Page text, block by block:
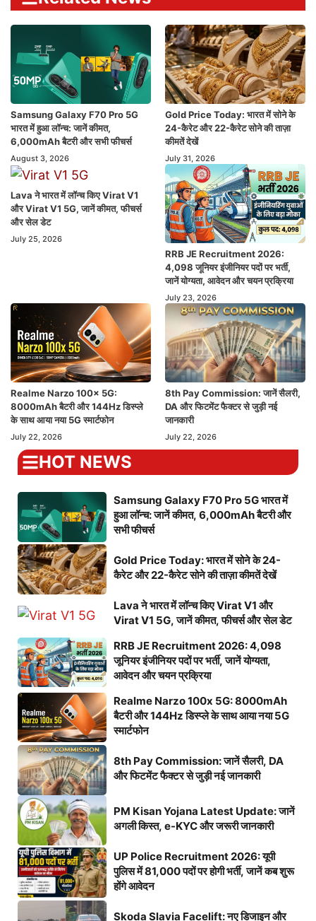
Samsung Galaxy F70 Pro 5G
भारत में हुआ लॉन्च: जानें कीमत,
6,000mAh बैटरी और सभी फीचर्स
August 3, 2026
Gold Price Today: भारत में सोने के
24-कैरेट और 22-कैरेट सोने की ताज़ा
कीमतें देखें
July 31, 2026
Lava ने भारत में लॉन्च किए Virat V1
और Virat V1 5G, जानें कीमत, फीचर्स
और सेल डेट
July 25, 2026
RRB JE Recruitment 2026:
4,098 जूनियर इंजीनियर पदों पर भर्ती,
जानें योग्यता, आवेदन और चयन प्रक्रिया
July 23, 2026
Realme Narzo 100x 5G:
8000mAh बैटरी और 144Hz डिस्प्ले
के साथ आया नया 5G स्मार्टफोन
July 22, 2026
8th Pay Commission: जानें सैलरी,
DA और फिटमेंट फैक्टर से जुड़ी नई
जानकारी
July 22, 2026
HOT NEWS
Samsung Galaxy F70 Pro 5G भारत में
हुआ लॉन्च: जानें कीमत, 6,000mAh बैटरी और
सभी फीचर्स
Gold Price Today: भारत में सोने के 24-
कैरेट और 22-कैरेट सोने की ताज़ा कीमतें देखें
Lava ने भारत में लॉन्च किए Virat V1 और
Virat V1 5G, जानें कीमत, फीचर्स और सेल डेट
RRB JE Recruitment 2026: 4,098
जूनियर इंजीनियर पदों पर भर्ती, जानें योग्यता,
आवेदन और चयन प्रक्रिया
Realme Narzo 100x 5G: 8000mAh
बैटरी और 144Hz डिस्प्ले के साथ आया नया 5G
स्मार्टफोन
8th Pay Commission: जानें सैलरी, DA
और फिटमेंट फैक्टर से जुड़ी नई जानकारी
PM Kisan Yojana Latest Update: जानें
अगली किस्त, e-KYC और जरूरी जानकारी
UP Police Recruitment 2026: यूपी
पुलिस में 81,000 पदों पर होगी भर्ती, जानें कब शुरू
होंगे आवेदन
Skoda Slavia Facelift: नए डिजाइन और